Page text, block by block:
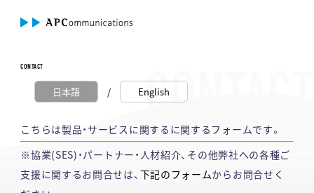
CONTACT
日本語 / English
こちらは製品・サービスに関するに関するフォームです。
※協業(SES)・パートナー・人材紹介、その他弊社への各種ご
支援に関するお問合せは、 下記のフォームからお問合せく